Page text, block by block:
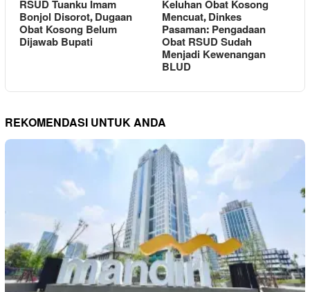
RSUD Tuanku Imam
Bonjol Disorot, Dugaan
Obat Kosong Belum
Dijawab Bupati
Keluhan Obat Kosong
Mencuat, Dinkes
Pasaman: Pengadaan
Obat RSUD Sudah
Menjadi Kewenangan
BLUD
REKOMENDASI UNTUK ANDA